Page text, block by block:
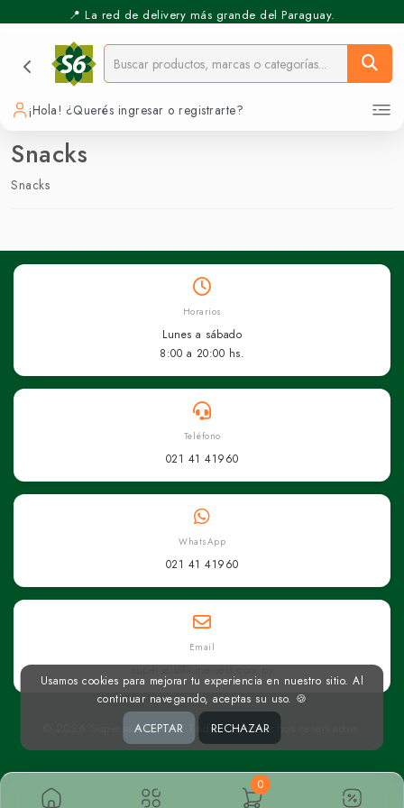
📍 La red de delivery más grande del Paraguay.
¡Hola! ¿Querés ingresar o registrarte?
Snacks
Snacks
0
Horarios
Lunes a sábado
8:00 a 20:00 hs.
Teléfono
021 41 41960
WhatsApp
021 41 41960
Email
superseis@superseis.com.py
© 2026 Superseis Online. Todos los derechos reservados.
Usamos cookies para mejorar tu experiencia en nuestro sitio. Al
continuar navegando, aceptas su uso. 🍪
ACEPTAR RECHAZAR